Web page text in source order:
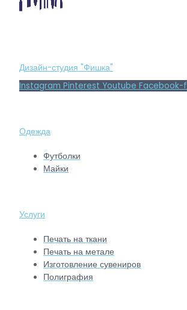
Дизайн-студия "Фишка"
Instagram Pinterest Youtube Facebook-f
Одежда
Футболки
Майки
Услуги
Печать на ткани
Печать на метале
Изготовление сувениров
Полиграфия